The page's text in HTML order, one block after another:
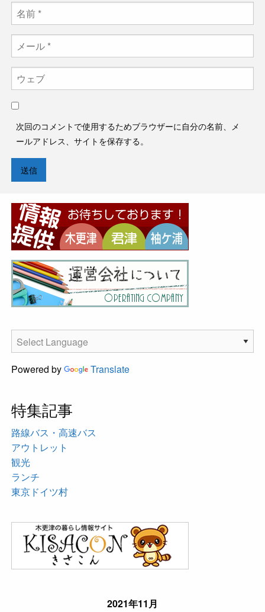
次回のコメントで使用するためブラウザーに自分の名前、メ
ールアドレス、サイトを保存する。
Powered by Translate
特集記事
路線バス・高速バス
アウトレット
観光
ランチ
東京ドイツ村
2021年11月